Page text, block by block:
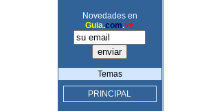
Novedades en
Guia.com.ve
Temas
PRINCIPAL